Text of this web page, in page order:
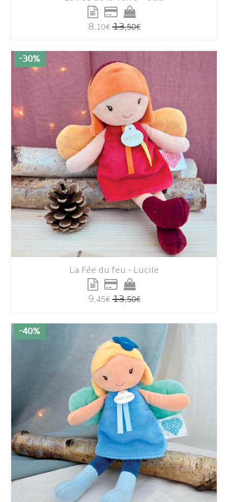
8,10€ 13,50€
-30%
La Fée du feu - Lucile
9 ,45€ 13,50€
-40%